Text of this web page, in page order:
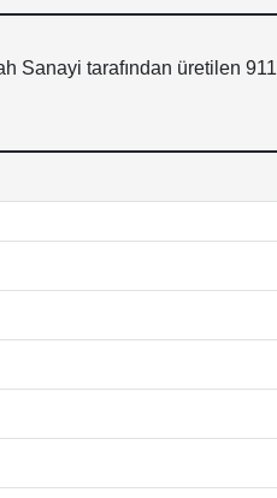
Sanayi tarafından üretilen 911